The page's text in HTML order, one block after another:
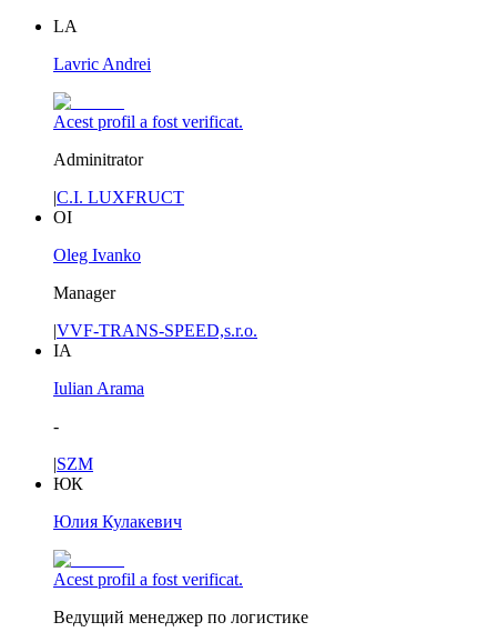
LA
Lavric Andrei
Acest profil a fost verificat.
Adminitrator
|C.I. LUXFRUCT
OI
Oleg Ivanko
Manager
|VVF-TRANS-SPEED,s.r.o.
IA
Iulian Arama
-
|SZM
ЮК
Юлия Кулакевич
Acest profil a fost verificat.
Ведущий менеджер по логистике